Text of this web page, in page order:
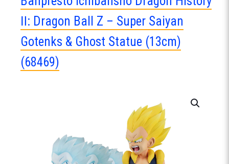
Ⅱ: Dragon Ball Ζ – Super Saiyan
Gotenks & Ghost Statue (13cm)
(68469)